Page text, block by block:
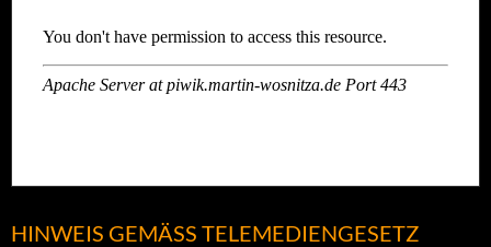
HINWEIS GEMÄSS TELEMEDIENGESETZ